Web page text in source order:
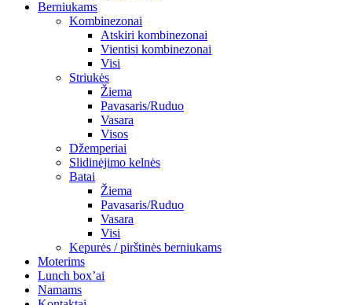
Berniukams
Kombinezonai
Atskiri kombinezonai
Vientisi kombinezonai
Visi
Striukės
Žiema
Pavasaris/Ruduo
Vasara
Visos
Džemperiai
Slidinėjimo kelnės
Batai
Žiema
Pavasaris/Ruduo
Vasara
Visi
Kepurės / pirštinės berniukams
Moterims
Lunch box’ai
Namams